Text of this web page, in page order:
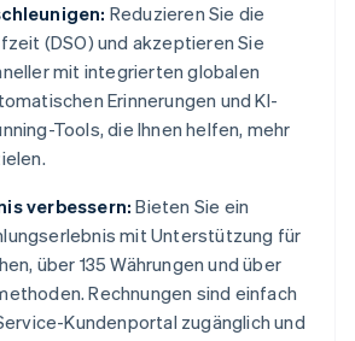
Reduzieren Sie die
(DSO) und akzeptieren Sie
mit integrierten globalen
Erinnerungen und KI-
Tools, die Ihnen helfen, mehr
verbessern:Bieten Sie ein
mit Unterstützung für
über 135 Währungen und über
Rechnungen sind einfach
Kundenportal zugänglich und